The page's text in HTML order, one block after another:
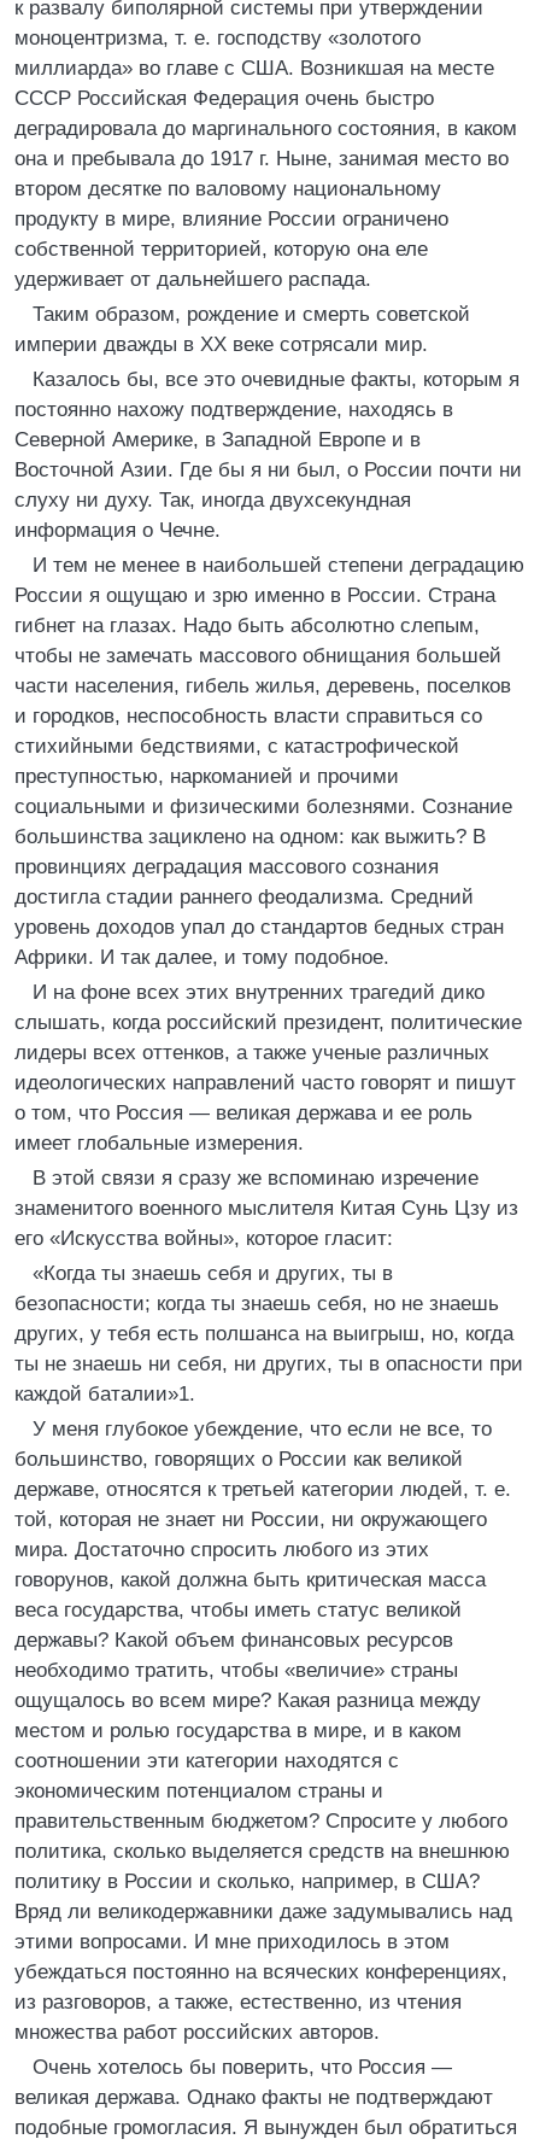
к развалу биполярной системы при утверждении
моноцентризма, т. е. господству «золотого
миллиарда» во главе с США. Возникшая на месте
СССР Российская Федерация очень быстро
деградировала до маргинального состояния, в каком
она и пребывала до 1917 г. Ныне, занимая место во
втором десятке по валовому национальному
продукту в мире, влияние России ограничено
собственной территорией, которую она еле
удерживает от дальнейшего распада.
Таким образом, рождение и смерть советской
империи дважды в XX веке сотрясали мир.
Казалось бы, все это очевидные факты, которым я
постоянно нахожу подтверждение, находясь в
Северной Америке, в Западной Европе и в
Восточной Азии. Где бы я ни был, о России почти ни
слуху ни духу. Так, иногда двухсекундная
информация о Чечне.
И тем не менее в наибольшей степени деградацию
России я ощущаю и зрю именно в России. Страна
гибнет на глазах. Надо быть абсолютно слепым,
чтобы не замечать массового обнищания большей
части населения, гибель жилья, деревень, поселков
и городков, неспособность власти справиться со
стихийными бедствиями, с катастрофической
преступностью, наркоманией и прочими
социальными и физическими болезнями. Сознание
большинства зациклено на одном: как выжить? В
провинциях деградация массового сознания
достигла стадии раннего феодализма. Средний
уровень доходов упал до стандартов бедных стран
Африки. И так далее, и тому подобное.
И на фоне всех этих внутренних трагедий дико
слышать, когда российский президент, политические
лидеры всех оттенков, а также ученые различных
идеологических направлений часто говорят и пишут
о том, что Россия — великая держава и ее роль
имеет глобальные измерения.
В этой связи я сразу же вспоминаю изречение
знаменитого военного мыслителя Китая Сунь Цзу из
его «Искусства войны», которое гласит:
«Когда ты знаешь себя и других, ты в
безопасности; когда ты знаешь себя, но не знаешь
других, у тебя есть полшанса на выигрыш, но, когда
ты не знаешь ни себя, ни других, ты в опасности при
каждой баталии»1.
У меня глубокое убеждение, что если не все, то
большинство, говорящих о России как великой
державе, относятся к третьей категории людей, т. е.
той, которая не знает ни России, ни окружающего
мира. Достаточно спросить любого из этих
говорунов, какой должна быть критическая масса
веса государства, чтобы иметь статус великой
державы? Какой объем финансовых ресурсов
необходимо тратить, чтобы «величие» страны
ощущалось во всем мире? Какая разница между
местом и ролью государства в мире, и в каком
соотношении эти категории находятся с
экономическим потенциалом страны и
правительственным бюджетом? Спросите у любого
политика, сколько выделяется средств на внешнюю
политику в России и сколько, например, в США?
Вряд ли великодержавники даже задумывались над
этими вопросами. И мне приходилось в этом
убеждаться постоянно на всяческих конференциях,
из разговоров, а также, естественно, из чтения
множества работ российских авторов.
Очень хотелось бы поверить, что Россия —
великая держава. Однако факты не подтверждают
подобные громогласия. Я вынужден был обратиться